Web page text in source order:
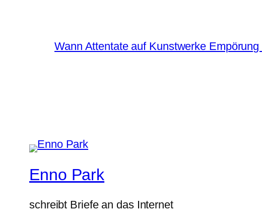
Wann Attentate auf Kunstwerke
Enno Park
schreibt Briefe an das Internet